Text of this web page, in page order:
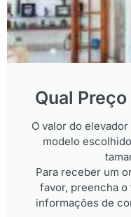
Qual
O valor do
modelo
Para receber um
favor, preencha
informações de